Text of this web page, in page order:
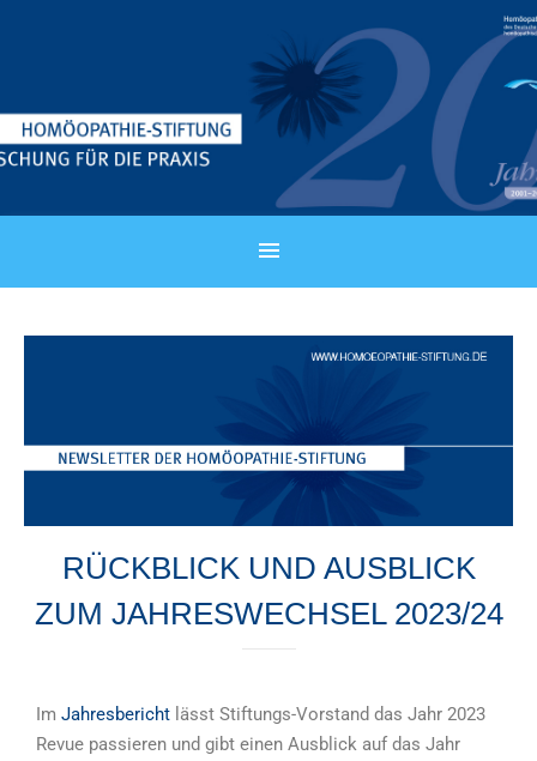
RÜCKBLICK UND AUSBLICK
ZUM JAHRESWECHSEL 2023/24
Im Jahresbericht lässt Stiftungs-Vorstand das Jahr 2023
Revue passieren und gibt einen Ausblick auf das Jahr